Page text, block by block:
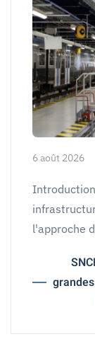
6 août 2026
l'approche